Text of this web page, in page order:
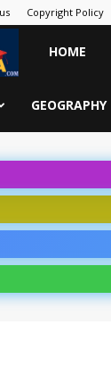
Copyright Policy
Bhugol
Shiksha
HOME
GEOGRAPHY